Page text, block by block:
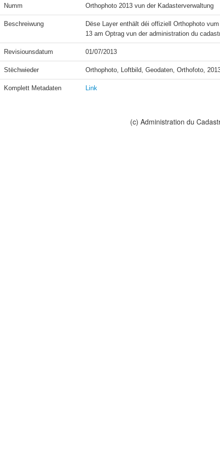
Numm Orthophoto 2013 vun der Kadasterverwaltung
Beschreiwung
Dëse Layer enthält déi offiziell Orthophoto
13 am Optrag vun der administration du
Revisiounsdatum 01/07/2013
Stëchwieder Orthophoto, Loftbild, Geodaten, Orthofoto,
Komplett Metadaten Link
(c) Administration du